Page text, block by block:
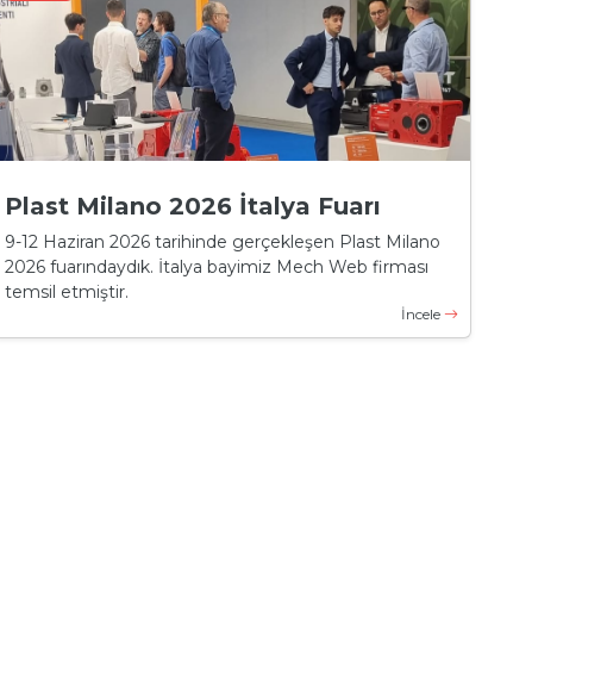
Plast Milano 2026 İtalya Fuarı
9-12 Haziran 2026 tarihinde gerçekleşen Plast Milano
2026 fuarındaydık. İtalya bayimiz Mech Web firması
temsil etmiştir.
İncele